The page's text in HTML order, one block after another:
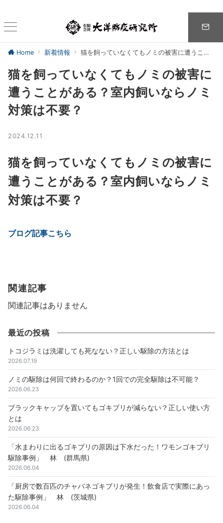
Home 新着情報 猫を飼っていなくてもノミの被害に遭うことがある？室内飼いならノミ対策は不要？
猫を飼っていなくてもノミの被害に
遭うことがある？室内飼いならノミ
対策は不要？
2024.12.11
猫を飼っていなくてもノミの被害に
遭うことがある？室内飼いならノミ
対策は不要？
ブログ記事こちら
関連記事
関連記事はありません
最近の投稿
トコジラミは洗濯しても死なない？正しい駆除の方法とは
2026.07.19
ノミの駆除は何回で終わるのか？1回での完全駆除は不可能？
2026.06.23
ブラックキャップを置いてもゴキブリが減らない？正しい使い方
とは
2026.06.23
「水まわりに出るゴキブリの原因は下水だった！ワモンゴキブリ
駆除事例」 林 (群馬県)
2026.06.04
「厨房で数百匹のチャバネゴキブリが発生！飲食店で実際にあっ
た駆除事例」 林 (茨城県)
2026.06.04